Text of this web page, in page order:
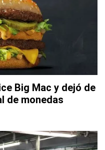
Big Mac y dejó de
de monedas